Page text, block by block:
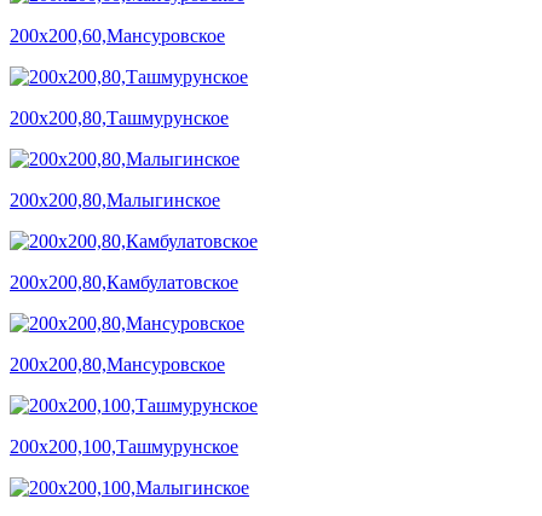
200х200,60,Мансуровское
200х200,80,Ташмурунское
200х200,80,Малыгинское
200х200,80,Камбулатовское
200х200,80,Мансуровское
200х200,100,Ташмурунское